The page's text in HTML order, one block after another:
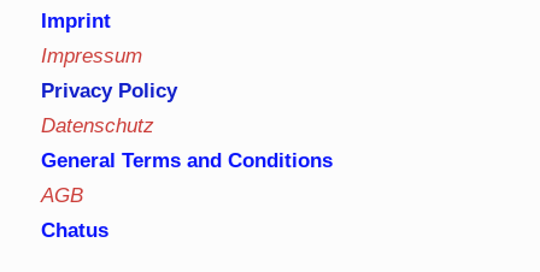
Imprint
Impressum
Privacy Policy
Datenschutz
General Terms and Conditions
AGB
Chatus